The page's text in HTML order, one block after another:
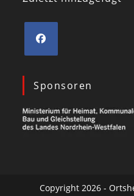
Sponsoren
Copyright 2026 -